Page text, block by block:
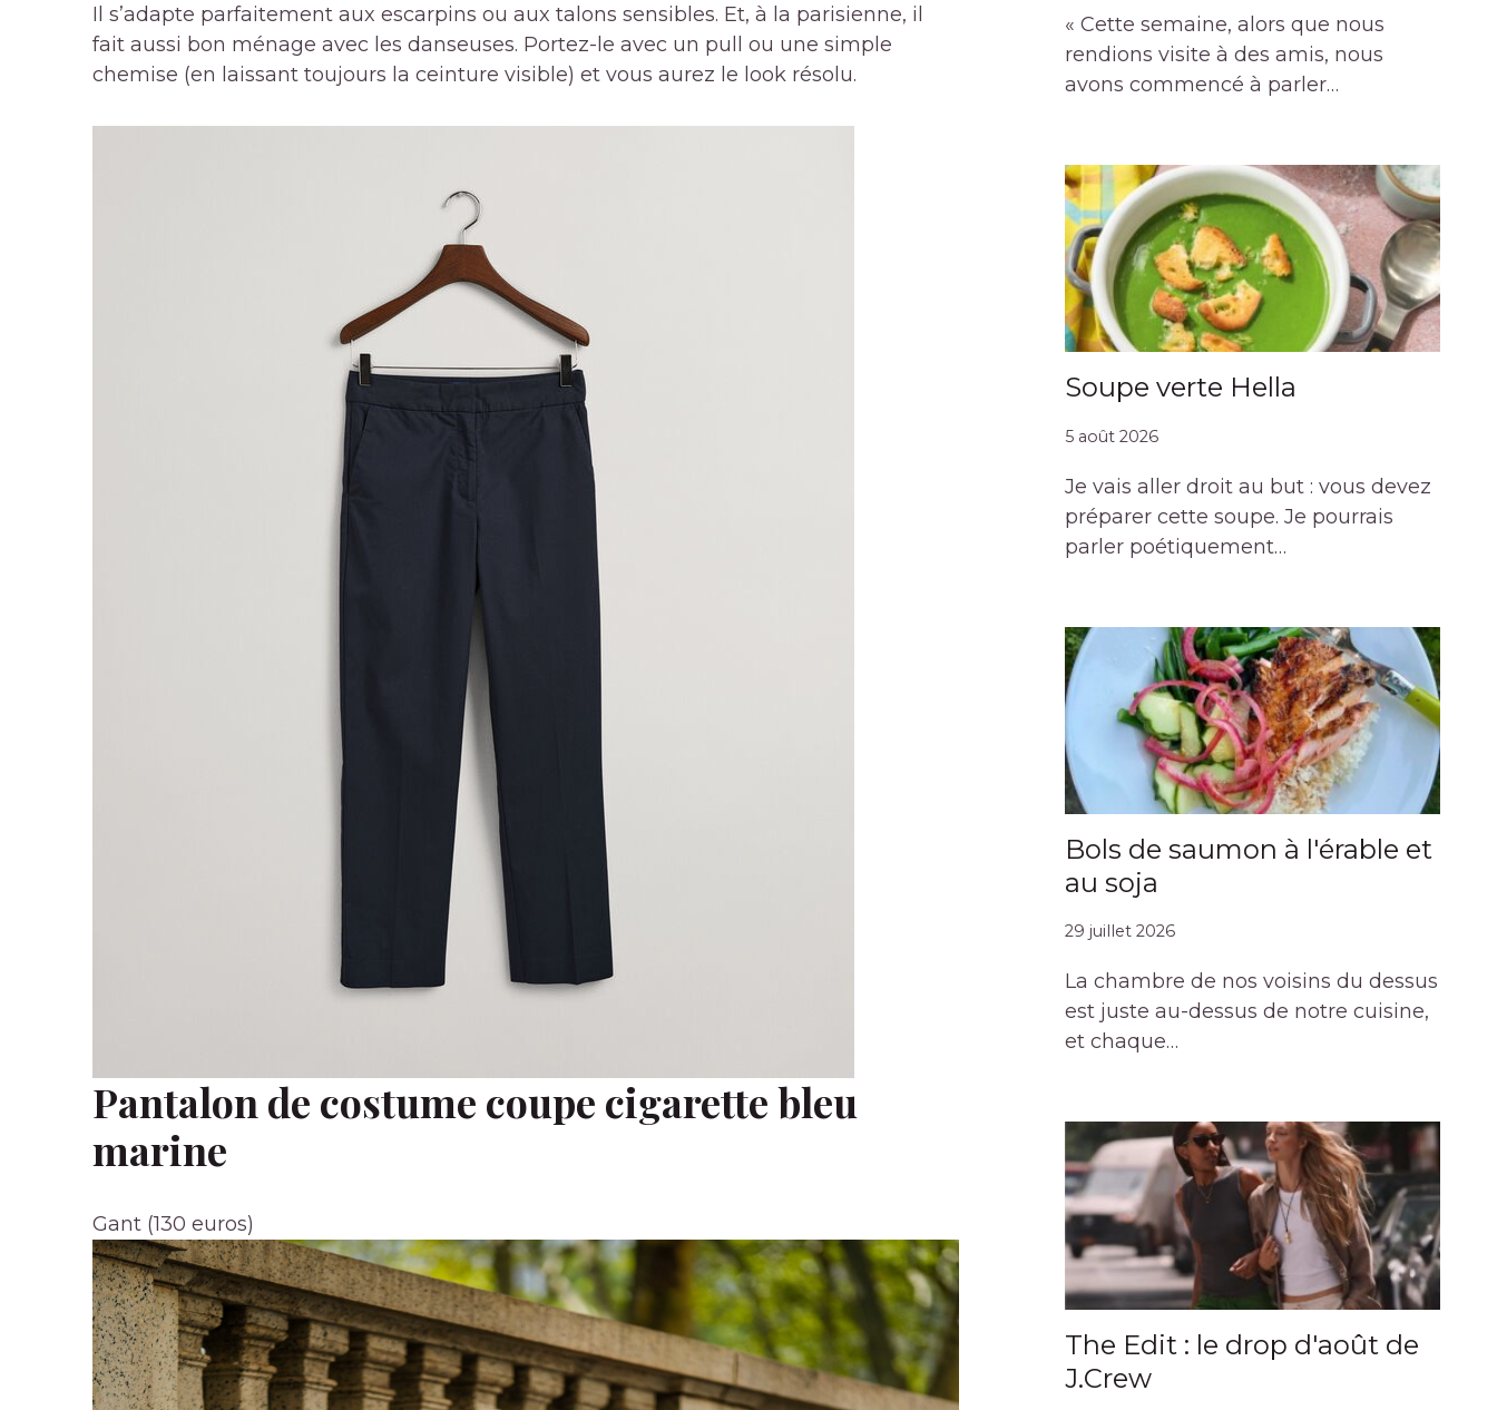
Il s’adapte parfaitement aux escarpins ou aux talons sensibles. Et, à la parisienne, il
fait aussi bon ménage avec les danseuses. Portez-le avec un pull ou une simple
chemise (en laissant toujours la ceinture visible) et vous aurez le look résolu.
Pantalon de costume coupe cigarette bleu
marine
Gant (130 euros)
« Cette semaine, alors que nous
rendions visite à des amis, nous
avons commencé à parler…
Soupe verte Hella
5 août 2026
Je vais aller droit au but : vous devez
préparer cette soupe. Je pourrais
parler poétiquement…
Bols de saumon à l'érable et
au soja
29 juillet 2026
La chambre de nos voisins du dessus
est juste au-dessus de notre cuisine,
et chaque…
The Edit : le drop d'août de
J.Crew